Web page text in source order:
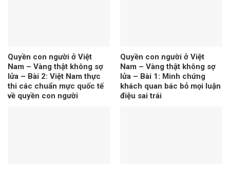
Quyền con người ở Việt
Nam – Vàng thật không sợ
lửa – Bài 2: Việt Nam thực
thi các chuẩn mực quốc tế
về quyền con người
Quyền con người ở Việt
Nam – Vàng thật không sợ
lửa – Bài 1: Minh chứng
khách quan bác bỏ mọi luận
điệu sai trái